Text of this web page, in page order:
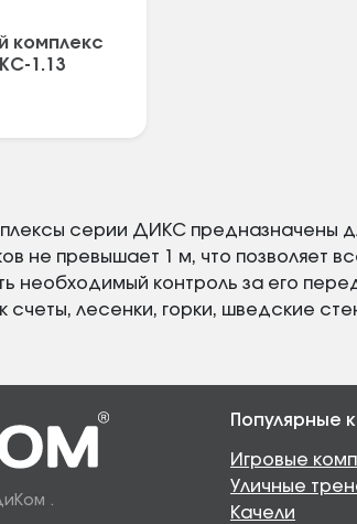
комплекс
1.13
серии ДИКС предназначены
не превышает 1 м, что позволяет
необходимый контроль за его
счеты, лесенки, горки, шведские
.
Популярные
Игровые
Уличные
Качели